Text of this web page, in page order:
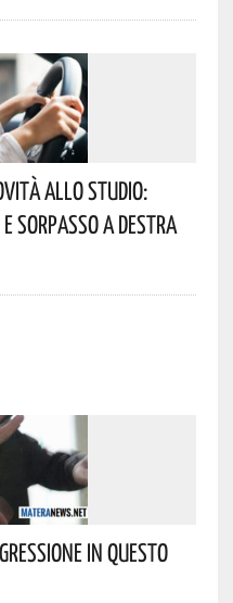
Allo Studio:
Sorpasso A Destra
In Questo